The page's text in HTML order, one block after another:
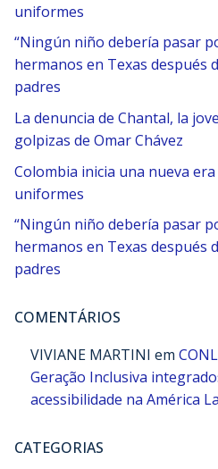
uniformes
“Ningún niño debería pasar
hermanos en Texas después
padres
La denuncia de Chantal, la
golpizas de Omar Chávez
Colombia inicia una nueva
uniformes
“Ningún niño debería pasar
hermanos en Texas después
padres
COMENTÁRIOS
VIVIANE MARTINI em
Geração Inclusiva
acessibilidade na América
CATEGORIAS